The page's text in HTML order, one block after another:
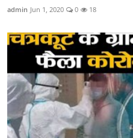
admin Jun 1, 2020 0 18